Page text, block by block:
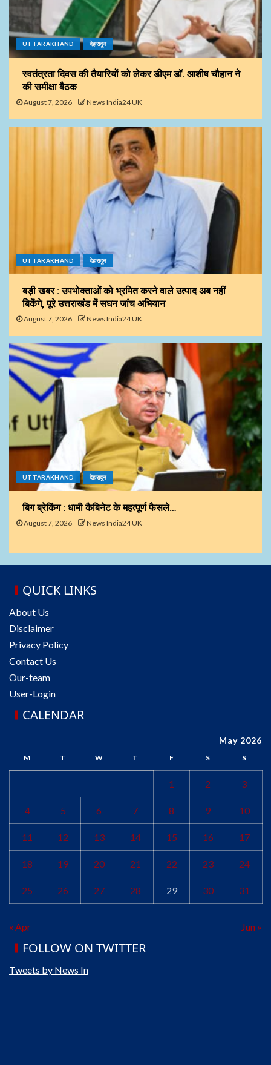
UTTARAKHAND देहरादून
स्वतंत्रता दिवस की तैयारियों को लेकर डीएम डॉ. आशीष चौहान ने
की समीक्षा बैठक
August 7, 2026 News India24 UK
UTTARAKHAND देहरादून
बड़ी खबर : उपभोक्ताओं को भ्रमित करने वाले उत्पाद अब नहीं
बिकेंगे, पूरे उत्तराखंड में सघन जांच अभियान
August 7, 2026 News India24 UK
UTTARAKHAND देहरादून
बिग ब्रेकिंग : धामी कैबिनेट के महत्पूर्ण फैसले…
August 7, 2026 News India24 UK
QUICK LINKS
About Us
Disclaimer
Privacy Policy
Contact Us
Our-team
User-Login
CALENDAR
May 2026
M T W T F S S
1 2 3
4 5 6 7 8 9 10
11 12 13 14 15 16 17
18 19 20 21 22 23 24
25 26 27 28 29 30 31
« Apr Jun »
FOLLOW ON TWITTER
Tweets by News In